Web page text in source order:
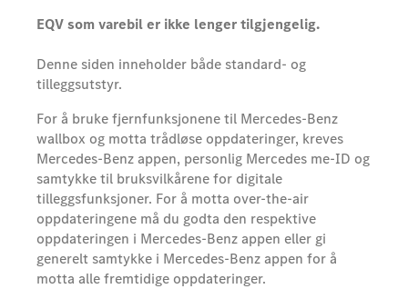
EQV som varebil er ikke lenger tilgjengelig.
Denne siden inneholder både standard- og
tilleggsutstyr.
For å bruke fjernfunksjonene til Mercedes-Benz
wallbox og motta trådløse oppdateringer, kreves
Mercedes-Benz appen, personlig Mercedes me-ID og
samtykke til bruksvilkårene for digitale
tilleggsfunksjoner. For å motta over-the-air
oppdateringene må du godta den respektive
oppdateringen i Mercedes-Benz appen eller gi
generelt samtykke i Mercedes-Benz appen for å
motta alle fremtidige oppdateringer.